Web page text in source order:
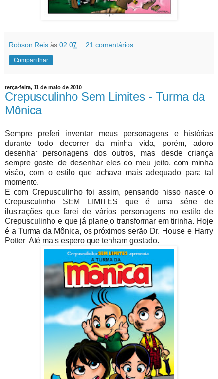
Robson Reis às 02:07 21 comentários:
Compartilhar
terça-feira, 11 de maio de 2010
Crepusculinho Sem Limites - Turma da
Mônica
Sempre preferi inventar meus personagens e histórias
durante todo decorrer da minha vida, porém, adoro
desenhar personagens dos outros, mas desde criança
sempre gostei de desenhar eles do meu jeito, com minha
visão, com o estilo que achava mais adequado para tal
momento.
E com Crepusculinho foi assim, pensando nisso nasce o
Crepusculinho SEM LIMITES que é uma série de
ilustrações que farei de vários personagens no estilo de
Crepusculinho e que já planejo transformar em tirinha. Hoje
é a Turma da Mônica, os próximos serão Dr. House e Harry
Potter Até mais espero que tenham gostado.